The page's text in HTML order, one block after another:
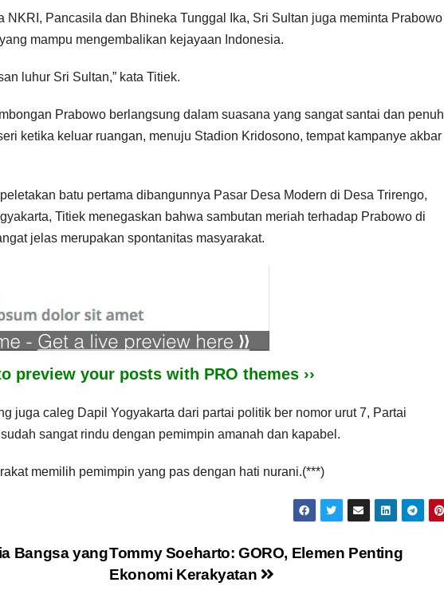
NKRI, Pancasila dan Bhineka Tunggal Ika, Sri Sultan juga meminta Prabowo
mampu mengembalikan kejayaan Indonesia.
luhur Sri Sultan,” kata Titiek.
Prabowo berlangsung dalam suasana yang sangat santai dan penuh
ketika keluar ruangan, menuju Stadion Kridosono, tempat kampanye akbar
batu pertama dibangunnya Pasar Desa Modern di Desa Trirengo,
Titiek menegaskan bahwa sambutan meriah terhadap Prabowo di
jelas merupakan spontanitas masyarakat.
preview your posts with PRO themes ››
juga caleg Dapil Yogyakarta dari partai politik ber nomor urut 7, Partai
sangat rindu dengan pemimpin amanah dan kapabel.
memilih pemimpin yang pas dengan hati nurani.(***)
Tommy Soeharto: GORO, Elemen Penting
Ekonomi Kerakyatan
Bangsa yang